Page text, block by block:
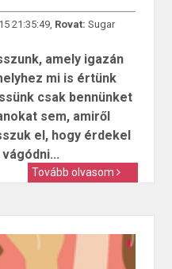
21:35:49, Rovat: Sugar
amely igazán
mi is értünk
csak bennünket
sem, amiről
el, hogy érdekel
Tovább olvasom